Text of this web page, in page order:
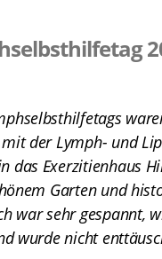
der Lymph- und
das Exerzitienhaus
Garten und
war sehr gespannt,
wurde nicht